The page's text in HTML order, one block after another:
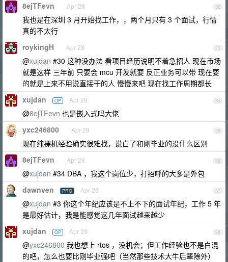
32
8ejTFevn Apr 28
我也是在深圳 3 月开始找工作，，两个月只有 3 个面试，行情
真的不太行
33
roykingH Apr 28
@xujdan #30 这种没办法 看项目经历说明不着急招人 现在市场
就是这样 三年前 只要会 mcu 开发就要 反正业务可以带 现在要
的就是上来不用说直接干的人 慢慢来吧 现在找工作周期都长
34
xujdan OP Apr 28
@8ejTFevn 也是嵌入式吗大佬
35
yxc246800 Apr 28
现在纯裸机经验确实很难找，说白了和刚毕业的没什么区别
36
8ejTFevn Apr 28
@xujdan #34 DBA ，我这个岗位少，打招呼的大多是外包
37
dawnven PRO Apr 28
@xujdan #3 你这个年纪应该是不上不下的面试年纪，工作 5 年
是最好估计，我是能感觉这几年面试越来越少
38
xujdan OP Apr 28
@yxc246800 我也想上 rtos ，没机会；但工作经验也不是白混
的吧，怎么也要比刚毕业强吧（当然那些技术大牛后辈除外）